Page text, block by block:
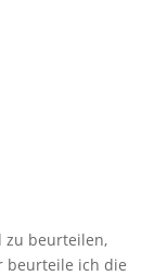
zu beurteilen,
beurteile ich die